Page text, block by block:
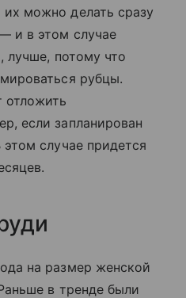
можно делать сразу
и в этом случае
лучше, потому что
рубцы.
отложить
если запланирован
случае придется
на размер женской
в тренде были